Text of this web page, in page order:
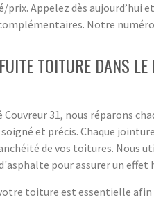
Appelez dès aujourd’hui
Notre
TOITURE DANS
Couvreur 31, nous réparons
et précis. Chaque
de vos toitures. Nous
pour assurer un effet
toiture est essentielle